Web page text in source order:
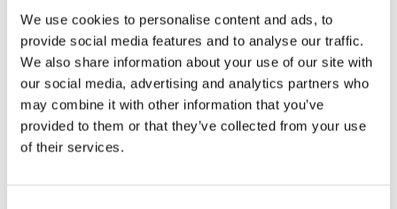
We use cookies to personalise content and ads, to
provide social media features and to analyse our traffic.
We also share information about your use of our site with
our social media, advertising and analytics partners who
may combine it with other information that you’ve
provided to them or that they’ve collected from your use
of their services.
várias partes do mundo que, além de
resolverem problemas específicos, também
conseguiram depositar uma “semente de
mundo unido” no próprio ambiente, marcando
um passo de desenvolvimento em direção a
uma comunidade mais inclusiva. «Essas